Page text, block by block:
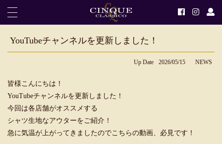
YouTubeチャンネルを更新しました！
Up Date 2026/05/15 NEWS
皆様こんにちは！
YouTubeチャンネルを更新しました！
今回は各店舗がオススメする
シャツ生地なアウターをご紹介！
急に気温が上がってきましたのでこちらの動画、必見です！